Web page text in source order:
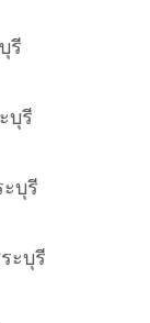
รี
บุรี
บุรี
ะบุรี